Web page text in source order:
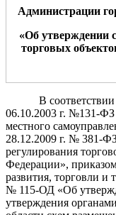
Администрации
«Об утверждении
торговых
В
06.10.2003 г. №131-
местного
28.12.2009 г. № 381-
регулирования
Федерации»,
развития, торговли и
№ 115-ОД «Об
утверждения